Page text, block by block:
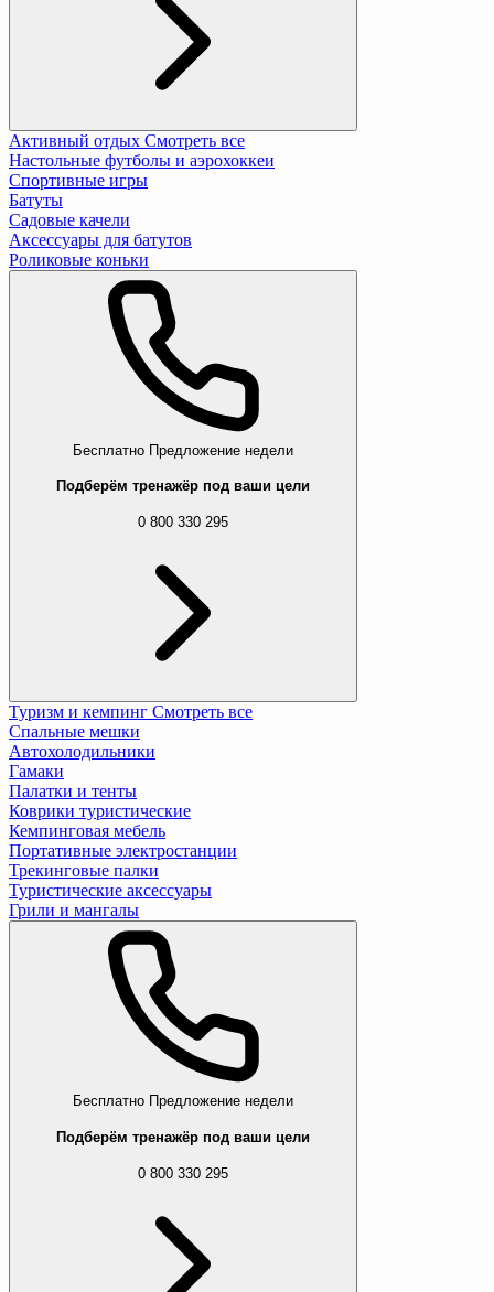
Активный отдых Смотреть все
Настольные футболы и аэрохоккеи
Спортивные игры
Батуты
Садовые качели
Аксессуары для батутов
Роликовые коньки
Бесплатно Предложение недели
Подберём тренажёр под ваши цели
0 800 330 295
Туризм и кемпинг Смотреть все
Спальные мешки
Автохолодильники
Гамаки
Палатки и тенты
Коврики туристические
Кемпинговая мебель
Портативные электростанции
Трекинговые палки
Туристические аксессуары
Грили и мангалы
Бесплатно Предложение недели
Подберём тренажёр под ваши цели
0 800 330 295